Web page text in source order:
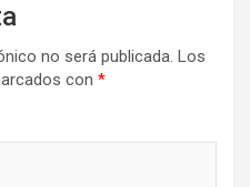
no será publicada. Los
con *